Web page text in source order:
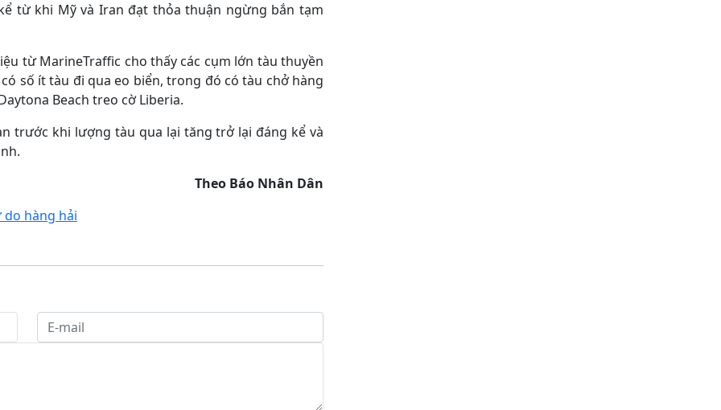
từ khi Mỹ và Iran đạt thỏa thuận ngừng bắn tạm
từ MarineTraffic cho thấy các cụm lớn tàu thuyền
số ít tàu đi qua eo biển, trong đó có tàu chở hàng
Beach treo cờ Liberia.
trước khi lượng tàu qua lại tăng trở lại đáng kể và
Theo Báo Nhân Dân
do hàng hải